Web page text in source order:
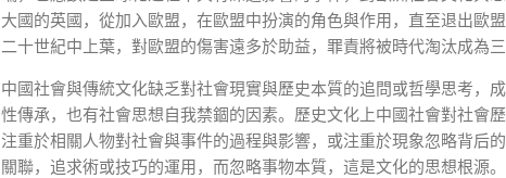
大國的英國，從加入歐盟，在歐盟中扮演的角色與作用，直至退出歐
二十世紀中上葉，對歐盟的傷害遠多於助益，罪責將被時代淘汰成為三
中國社會與傳統文化缺乏對社會現實與歷史本質的追問或哲學思考，
性傳承，也有社會思想自我禁錮的因素。歷史文化上中國社會對社會
注重於相關人物對社會與事件的過程與影響，或注重於現象忽略背后
關聯，追求術或技巧的運用，而忽略事物本質，這是文化的思想根源